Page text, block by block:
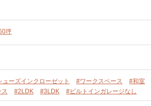
坪
ューズインクローゼット #ワークスペース #和室
#2LDK #3LDK #ビルトインガレージなし